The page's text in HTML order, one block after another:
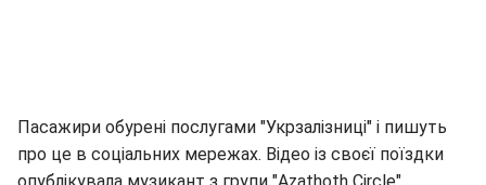
Пасажири обурені послугами "Укрзалізниці" і пишуть
про це в соціальних мережах. Відео із своєї поїздки